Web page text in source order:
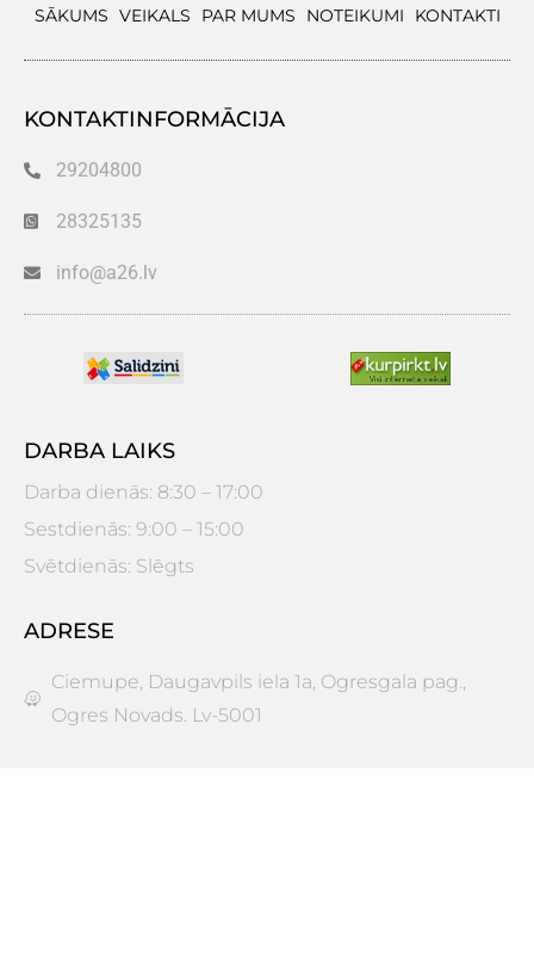
SĀKUMS VEIKALS PAR MUMS NOTEIKUMI KONTAKTI
KONTAKTINFORMĀCIJA
29204800
28325135
info@a26.lv
DARBA LAIKS
Darba dienās: 8:30 – 17:00
Sestdienās: 9:00 – 15:00
Svētdienās: Slēgts
ADRESE
Ciemupe, Daugavpils iela 1a, Ogresgala pag.,
Ogres Novads. Lv-5001